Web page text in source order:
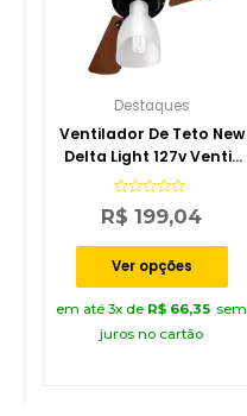
Destaques
Ventilador De Teto New
Delta Light 127v Venti-
Delta
Avaliação
0
5
R$ 199,04
Ver opções
em até 3x de R$ 66,35 sem
juros no cartão